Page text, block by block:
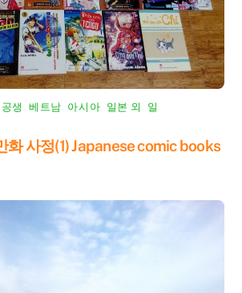
생 ,베트남 아시아 일본 외
일
화 사정(1) Japanese comic books